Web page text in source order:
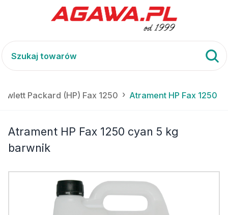
Packard (HP) Fax 1250 Atrament HP Fax 1250
Atrament HP Fax 1250 cyan 5 kg
barwnik